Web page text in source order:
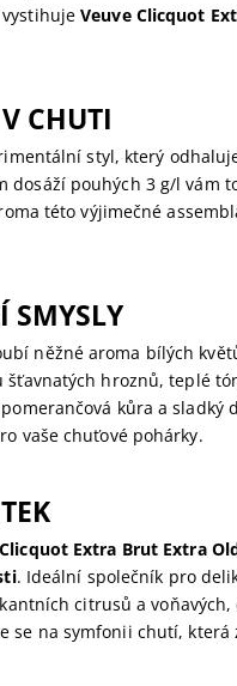
vystihujeVeuve Clicquot
CHUTI
styl, který
dosáží pouhých 3 g/l vám
této výjimečné
SMYSLY
něžné aroma bílých
hroznů, teplé
kůra a sladký
vaše chuťové pohárky.
Extra Brut Extra
. Ideální společník pro
citrusů a voňavých,
se na symfonii chutí, která